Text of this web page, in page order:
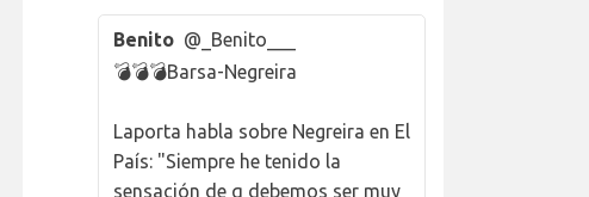
Benito @_Benito___
💣💣💣Barsa-Negreira
Laporta habla sobre Negreira en El
País: "Siempre he tenido la
sensación de q debemos ser muy